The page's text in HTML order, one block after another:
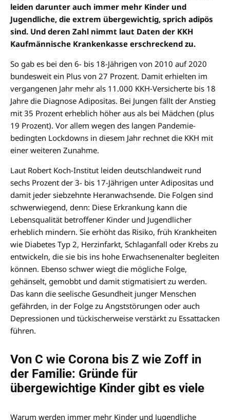
leiden darunter auch immer mehr Kinder und
Jugendliche, die extrem übergewichtig, sprich adipös
sind. Und deren Zahl nimmt laut Daten der KKH
Kaufmännische Krankenkasse erschreckend zu.
So gab es bei den 6- bis 18-Jährigen von 2010 auf 2020
bundesweit ein Plus von 27 Prozent. Damit erhielten im
vergangenen Jahr mehr als 11.000 KKH-Versicherte bis 18
Jahre die Diagnose Adipositas. Bei Jungen fällt der Anstieg
mit 35 Prozent erheblich höher aus als bei Mädchen (plus
19 Prozent). Vor allem wegen des langen Pandemie-
bedingten Lockdowns in diesem Jahr rechnet die KKH mit
einer weiteren Zunahme.
Laut Robert Koch-Institut leiden deutschlandweit rund
sechs Prozent der 3- bis 17-Jährigen unter Adipositas und
damit jeder siebzehnte Heranwachsende. Die Folgen sind
schwerwiegend, denn: Diese Erkrankung kann die
Lebensqualität betroffener Kinder und Jugendlicher
erheblich mindern. Sie erhöht das Risiko, früh Krankheiten
wie Diabetes Typ 2, Herzinfarkt, Schlaganfall oder Krebs zu
entwickeln, die sie bis ins hohe Erwachsenenalter begleiten
können. Ebenso schwer wiegt die mögliche Folge,
gehänselt, gemobbt und damit stigmatisiert zu werden.
Das kann die seelische Gesundheit junger Menschen
gefährden, in der Folge zu Angststörungen oder auch
Depressionen und tückischerweise verstärkt zu Essattacken
führen.
Von C wie Corona bis Z wie Zoff in
der Familie: Gründe für
übergewichtige Kinder gibt es viele
Warum werden immer mehr Kinder und Jugendliche